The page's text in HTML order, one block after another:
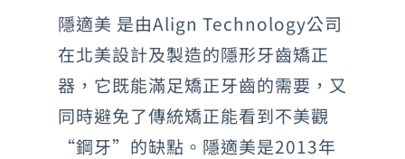
隱適美 是由Align Technology公司
在北美設計及製造的隱形牙齒矯正
器，它既能滿足矯正牙齒的需要，又
同時避免了傳統矯正能看到不美觀
“鋼牙”的缺點。隱適美是2013年